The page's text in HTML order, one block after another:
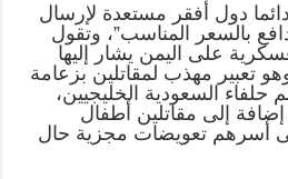
دول أفقر مستعدة لإرسال
بالسعر المناسب”، وتقول
على اليمن يشار إليها
تعبير مهذب لمقاتلين بزعامة
حلفاء السعودية الخليجيين،
إلى مقاتلين أطفال
أسرهم تعويضات مجزية حال